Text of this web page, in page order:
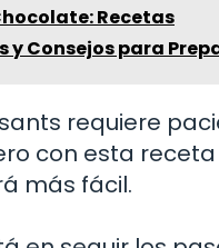
Recetas
y Consejos para
requiere
con esta
más fácil.